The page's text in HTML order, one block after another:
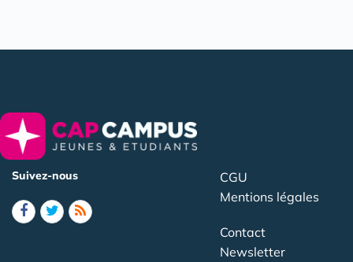
Suivez-nous
CGU
Mentions légales
Contact
Newsletter